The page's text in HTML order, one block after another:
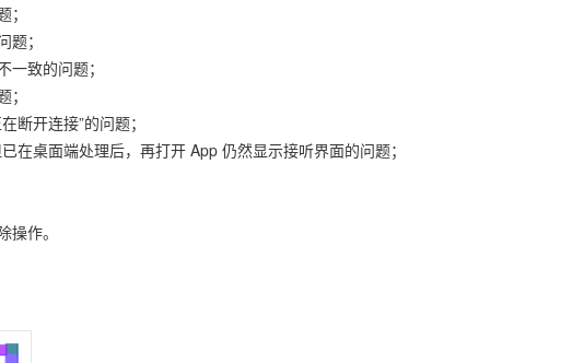
；
致的问题；
断开连接”的问题；
在桌面端处理后，再打开 App 仍然显示接听界面的问题；
作。